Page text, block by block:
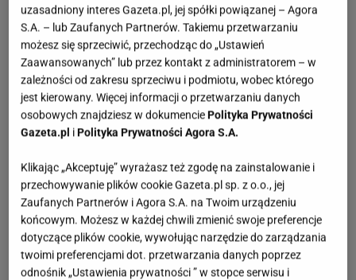
uzasadniony interes Gazeta.pl, jej spółki powiązanej – Agora
S.A. – lub Zaufanych Partnerów. Takiemu przetwarzaniu
możesz się sprzeciwić, przechodząc do „Ustawień
Zaawansowanych” lub przez kontakt z administratorem – w
zależności od zakresu sprzeciwu i podmiotu, wobec którego
jest kierowany. Więcej informacji o przetwarzaniu danych
osobowych znajdziesz w dokumenciePolityka Prywatności
Gazeta.pl iPolityka Prywatności Agora S.A.
Klikając „Akceptuję” wyrażasz też zgodę na zainstalowanie i
przechowywanie plików cookie Gazeta.pl sp. z o.o., jej
Zaufanych Partnerów i Agora S.A. na Twoim urządzeniu
końcowym. Możesz w każdej chwili zmienić swoje preferencje
dotyczące plików cookie, wywołując narzędzie do zarządzania
twoimi preferencjami dot. przetwarzania danych poprzez
odnośnik „Ustawienia prywatności ” w stopce serwisu i